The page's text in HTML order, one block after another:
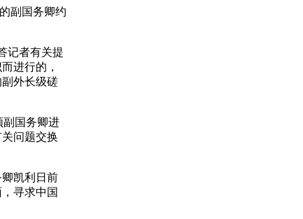
副国务卿约
记者有关提
进行的，
外长级磋
国务卿进
问题交换
凯利日前
寻求中国